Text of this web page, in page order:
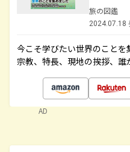
旅の図鑑
2024.07.18
今こそ学びたい世界のことを
宗教、特長、現地の挨拶、誰
AD